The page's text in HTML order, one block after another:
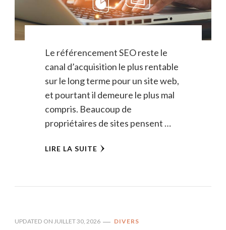
Le référencement SEO reste le
canal d’acquisition le plus rentable
sur le long terme pour un site web,
et pourtant il demeure le plus mal
compris. Beaucoup de
propriétaires de sites pensent …
LIRE LA SUITE
UPDATED ON JUILLET 30, 2026 DIVERS